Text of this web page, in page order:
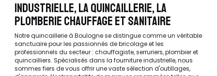
INDUSTRIELLE, LA QUINCAILLERIE, LA
PLOMBERIE CHAUFFAGE ET SANITAIRE
Notre quincaillerie à Boulogne se distingue comme un véritable
sanctuaire pour les passionnés de bricolage et les
professionnels du secteur : chauffagiste, serruriers, plombier et
quincailliers. Spécialisés dans la fourniture industrielle, nous
sommes fiers de vous offrir une vaste sélection d'outillages,